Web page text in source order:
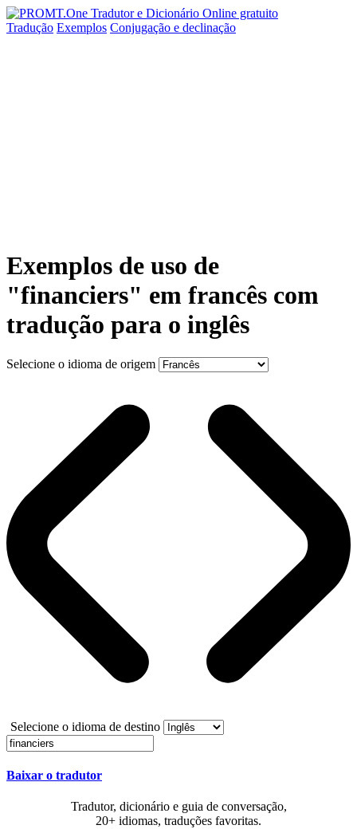
Tradução Exemplos Conjugação e declinação
Exemplos de uso de
"financiers" em francês com
tradução para o inglês
Selecione o idioma de origem
Selecione o idioma de destino
Baixar o tradutor
Tradutor, dicionário e guia de conversação,
20+ idiomas, traduções favoritas.